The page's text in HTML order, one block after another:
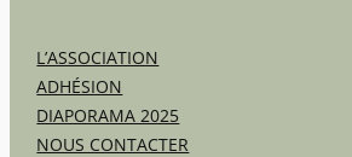
L’ASSOCIATION
ADHÉSION
DIAPORAMA 2025
NOUS CONTACTER